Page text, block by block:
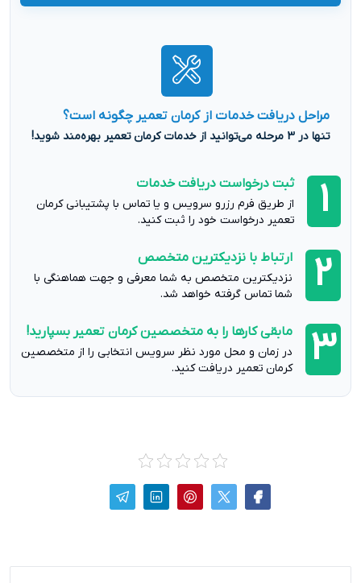
مراحل دریافت خدمات از کرمان تعمیر چگونه است؟
تنها در 3 مرحله می‌توانید از خدمات کرمان تعمیر بهره‌مند شوید!
1 ثبت درخواست دریافت خدمات
از طریق فرم رزرو سرویس و یا تماس با پشتیبانی کرمان
تعمیر درخواست خود را ثبت کنید.
2 ارتباط با نزدیکترین متخصص
نزدیکترین متخصص به شما معرفی و جهت هماهنگی با
شما تماس گرفته خواهد شد.
3 مابقی کارها را به متخصصین کرمان تعمیر بسپارید!
در زمان و محل مورد نظر سرویس انتخابی را از متخصصین
کرمان تعمیر دریافت کنید.